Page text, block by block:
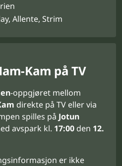
Allente, Strim
Kam på TV
-oppgjøret mellom
direkte på TV eller via
spilles på Jotun
avspark kl. 17:00 den 12.
er ikke